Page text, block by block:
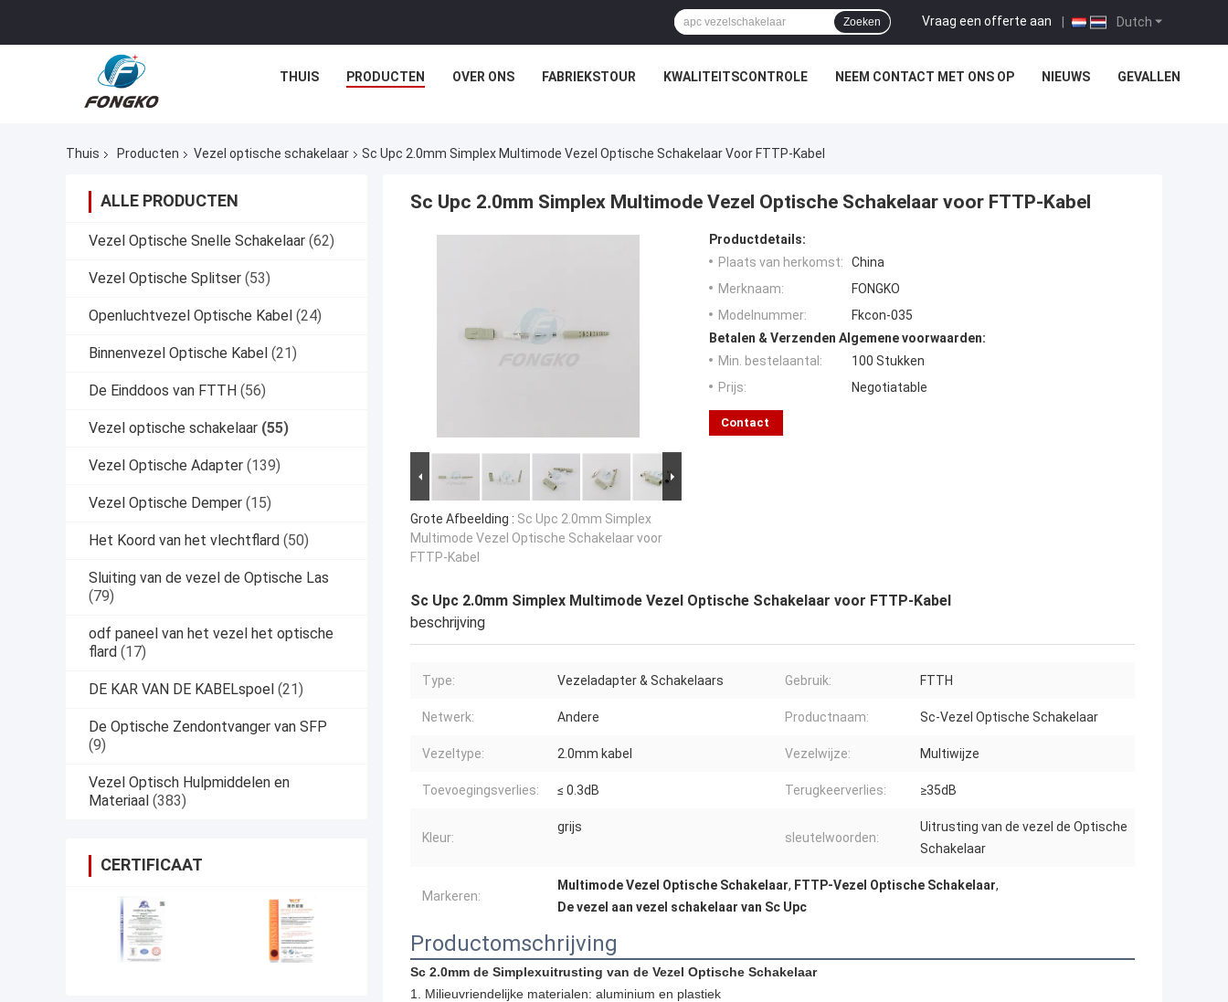
Dutch
Vraag een offerte aan |
Zoeken
THUIS PRODUCTEN OVER ONS FABRIEKSTOUR KWALITEITSCONTROLE NEEM CONTACT MET ONS OP NIEUWS GEVALLEN
Thuis Producten Vezel optische schakelaar Sc Upc 2.0mm Simplex Multimode Vezel Optische Schakelaar Voor FTTP-Kabel
ALLE PRODUCTEN
Vezel Optische Snelle Schakelaar (62)
Vezel Optische Splitser (53)
Openluchtvezel Optische Kabel (24)
Binnenvezel Optische Kabel (21)
De Einddoos van FTTH (56)
Vezel optische schakelaar (55)
Vezel Optische Adapter (139)
Vezel Optische Demper (15)
Het Koord van het vlechtflard (50)
Sluiting van de vezel de Optische Las
(79)
odf paneel van het vezel het optische
flard (17)
DE KAR VAN DE KABELspoel (21)
De Optische Zendontvanger van SFP
(9)
Vezel Optisch Hulpmiddelen en
Materiaal (383)
CERTIFICAAT
Sc Upc 2.0mm Simplex Multimode Vezel Optische Schakelaar voor FTTP-Kabel
Grote Afbeelding : Sc Upc 2.0mm Simplex
Multimode Vezel Optische Schakelaar voor
FTTP-Kabel
Productdetails:
Plaats van herkomst:
China
Merknaam:
FONGKO
Modelnummer:
Fkcon-035
Betalen & Verzenden Algemene voorwaarden:
Min. bestelaantal:
100 Stukken
Prijs:
Negotiatable
Contact
Sc Upc 2.0mm Simplex Multimode Vezel Optische Schakelaar voor FTTP-Kabel
beschrijving
Type: Vezeladapter & Schakelaars Gebruik: FTTH
Netwerk: Andere Productnaam: Sc-Vezel Optische Schakelaar
Vezeltype: 2.0mm kabel Vezelwijze: Multiwijze
Toevoegingsverlies: ≤ 0.3dB Terugkeerverlies: ≥35dB
Kleur:
grijs
sleutelwoorden:
Uitrusting van de vezel de Optische
Schakelaar
Markeren:
Multimode Vezel Optische Schakelaar, FTTP-Vezel Optische Schakelaar,
De vezel aan vezel schakelaar van Sc Upc
Productomschrijving
Sc 2.0mm de Simplexuitrusting van de Vezel Optische Schakelaar
1. Milieuvriendelijke materialen: aluminium en plastiek